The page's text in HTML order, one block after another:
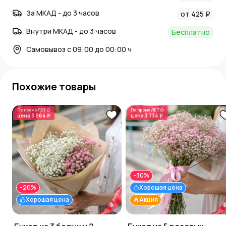
За МКАД - до 3 часов
от 425 ₽
Внутри МКАД - до 3 часов
Бесплатно
Самовывоз с 09:00 до 00:00 ч
Похожие товары
По промоЛЕТО
цена 3 864 ₽
Хорошая цена
-20%
По промоЛЕТО
цена 3 734 ₽
Акция
Хорошая цена
-30%